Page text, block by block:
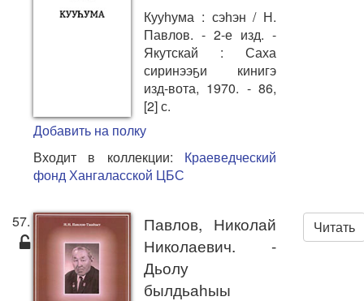
Кууһума : сэһэн / Н.
Павлов. - 2-е изд. -
Якутскай : Саха
сиринээҕи кинигэ
изд-вота, 1970. - 86,
[2] с.
Добавить на полку
Входит в коллекции: Краеведческий
фонд Хангаласской ЦБС
57. Читать
Павлов, Николай
Николаевич. -
Дьолу
былдьаһыы